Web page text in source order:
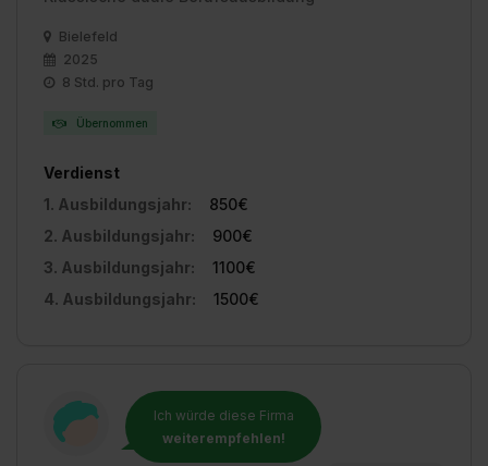
Bielefeld
2025
8 Std. pro Tag
Übernommen
Verdienst
1. Ausbildungsjahr:
850€
2. Ausbildungsjahr:
900€
3. Ausbildungsjahr:
1100€
4. Ausbildungsjahr:
1500€
Ich würde diese Firma
weiterempfehlen!